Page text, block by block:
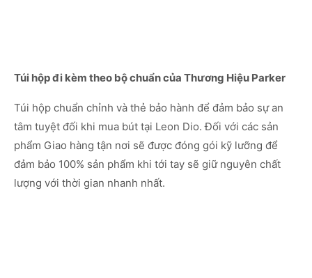
Túi hộp đi kèm theo bộ chuẩn của Thương Hiệu Parker
Túi hộp chuẩn chỉnh và thẻ bảo hành để đảm bảo sự an
tâm tuyệt đối khi mua bút tại Leon Dio. Đối với các sản
phẩm Giao hàng tận nơi sẽ được đóng gói kỹ lưỡng để
đảm bảo 100% sản phẩm khi tới tay sẽ giữ nguyên chất
lượng với thời gian nhanh nhất.